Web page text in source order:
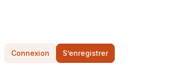
Connexion S’enregistrer